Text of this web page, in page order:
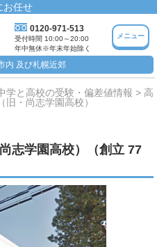
お任せ
0120-971-513
受付時間 10:00～20:00
年中無休※年末年始除く
メニュー
内 及び札幌近郊
学と高校の受験・偏差値情報
高
・尚志学園高校）
志学園高校）（創立 77